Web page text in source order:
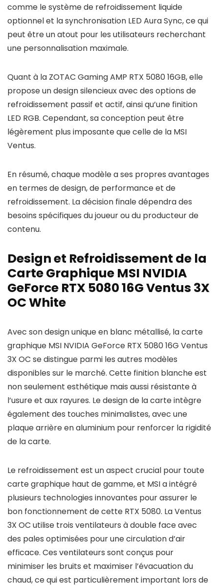
comme le système de refroidissement liquide
optionnel et la synchronisation LED Aura Sync, ce qui
peut être un atout pour les utilisateurs recherchant
une personnalisation maximale.
Quant à la ZOTAC Gaming AMP RTX 5080 16GB, elle
propose un design silencieux avec des options de
refroidissement passif et actif, ainsi qu’une finition
LED RGB. Cependant, sa conception peut être
légèrement plus imposante que celle de la MSI
Ventus.
En résumé, chaque modèle a ses propres avantages
en termes de design, de performance et de
refroidissement. La décision finale dépendra des
besoins spécifiques du joueur ou du producteur de
contenu.
Design et Refroidissement de la
Carte Graphique MSI NVIDIA
GeForce RTX 5080 16G Ventus 3X
OC White
Avec son design unique en blanc métallisé, la carte
graphique MSI NVIDIA GeForce RTX 5080 16G Ventus
3X OC se distingue parmi les autres modèles
disponibles sur le marché. Cette finition blanche est
non seulement esthétique mais aussi résistante à
l’usure et aux rayures. Le design de la carte intègre
également des touches minimalistes, avec une
plaque arrière en aluminium pour renforcer la rigidité
de la carte.
Le refroidissement est un aspect crucial pour toute
carte graphique haut de gamme, et MSI a intégré
plusieurs technologies innovantes pour assurer le
bon fonctionnement de cette RTX 5080. La Ventus
3X OC utilise trois ventilateurs à double face avec
des pales optimisées pour une circulation d’air
efficace. Ces ventilateurs sont conçus pour
minimiser les bruits et maximiser l’évacuation du
chaud, ce qui est particulièrement important lors de